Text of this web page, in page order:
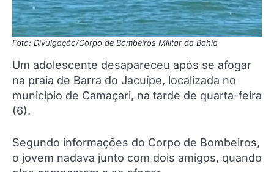
Foto: Divulgação/Corpo de Bombeiros Militar da Bahia
Um adolescente desapareceu após se afogar
na praia de Barra do Jacuípe, localizada no
município de Camaçari, na tarde de quarta-feira
(6).
Segundo informações do Corpo de Bombeiros,
o jovem nadava junto com dois amigos, quando